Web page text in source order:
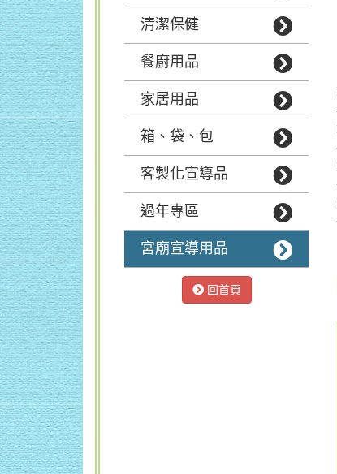
清潔保健
餐廚用品
家居用品
箱、袋、包
客製化宣導品
過年專區
宮廟宣導用品
回首頁